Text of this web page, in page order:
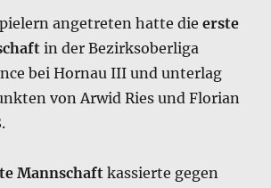
angetreten hatte dieerste
in der Bezirksoberliga
bei Hornau III und unterlag
von Arwid Ries und Florian
Mannschaft kassierte gegen